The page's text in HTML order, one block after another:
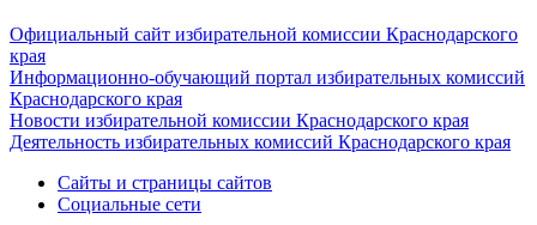
Официальный сайт избирательной комиссии Краснодарского
края
Информационно-обучающий портал избирательных комиссий
Краснодарского края
Новости избирательной комиссии Краснодарского края
Деятельность избирательных комиссий Краснодарского края
Сайты и страницы сайтов
Социальные сети